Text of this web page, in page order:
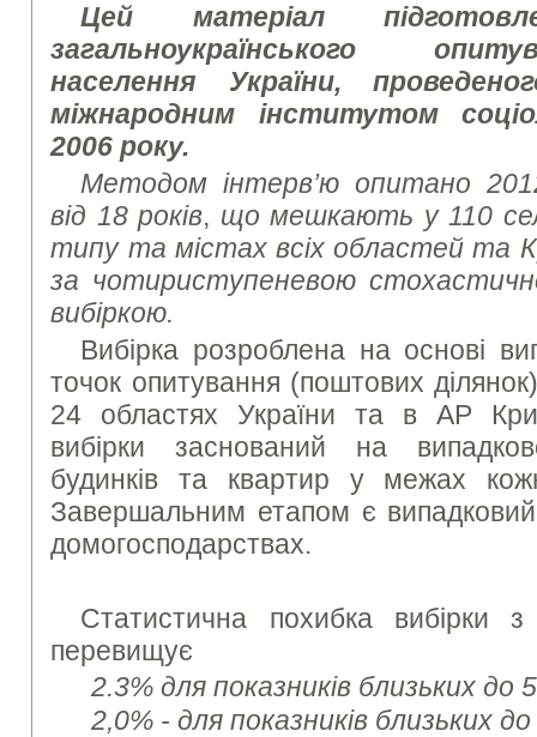
Цей матеріал
загальноукраїнського
населення України,
міжнародним інститутом
2006 року.
Методом інтерв’ю опитано
від 18 років, що мешкають у 110
типу та містах всіх областей та
за чотириступеневою
вибіркою.
Вибірка розроблена на основі
точок опитування (поштових
24 областях України та в АР
вибірки заснований на
будинків та квартир у межах
Завершальним етапом є випадковий
домогосподарствах.
Статистична похибка вибірки
перевищує
2.3% для показників близьких до
2,0% - для показників близьких